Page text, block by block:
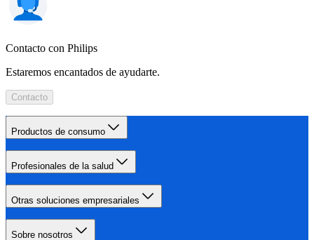
Contacto con Philips
Estaremos encantados de ayudarte.
Contacto
Productos de consumo
Profesionales de la salud
Otras soluciones empresariales
Sobre nosotros